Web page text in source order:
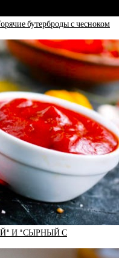
бутерброды с чесноком
И *СЫРНЫЙ С